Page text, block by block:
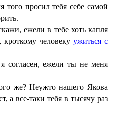
того просил тебя себе самой
ежели в тебе хоть капля
человеку ужиться с
согласен, ежели ты не меня
же? Неужто нашего Якова
а все-таки тебя в тысячу раз